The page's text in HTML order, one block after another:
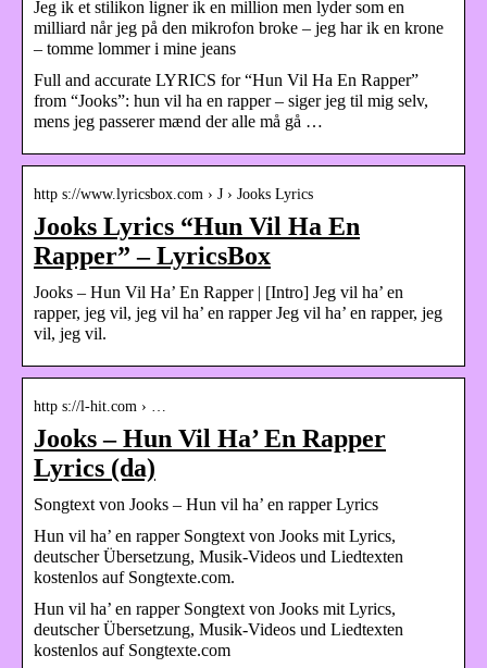
Jeg ik et stilikon ligner ik en million men lyder som en
milliard når jeg på den mikrofon broke – jeg har ik en krone
– tomme lommer i mine jeans
Full and accurate LYRICS for “Hun Vil Ha En Rapper”
from “Jooks”: hun vil ha en rapper – siger jeg til mig selv,
mens jeg passerer mænd der alle må gå …
http s://www.lyricsbox.com › J › Jooks Lyrics
Jooks Lyrics “Hun Vil Ha En
Rapper” – LyricsBox
Jooks – Hun Vil Ha’ En Rapper | [Intro] Jeg vil ha’ en
rapper, jeg vil, jeg vil ha’ en rapper Jeg vil ha’ en rapper, jeg
vil, jeg vil.
http s://l-hit.com › …
Jooks – Hun Vil Ha’ En Rapper
Lyrics (da)
Songtext von Jooks – Hun vil ha’ en rapper Lyrics
Hun vil ha’ en rapper Songtext von Jooks mit Lyrics,
deutscher Übersetzung, Musik-Videos und Liedtexten
kostenlos auf Songtexte.com.
Hun vil ha’ en rapper Songtext von Jooks mit Lyrics,
deutscher Übersetzung, Musik-Videos und Liedtexten
kostenlos auf Songtexte.com